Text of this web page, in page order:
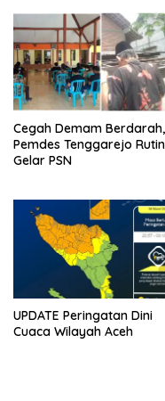
Cegah Demam Berdarah,
Pemdes Tenggarejo Rutin
Gelar PSN
UPDATE Peringatan Dini
Cuaca Wilayah Aceh